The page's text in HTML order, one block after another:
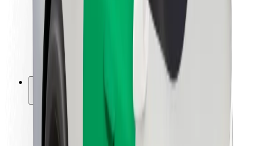
Bezpieczeństwo pasażerów
Bezpieczeństwo kierowców
Bezpieczna jazda na hulajnogach
Laboratorium bezpieczeństwa
Miasta
Lokalizacje
Rozwiązania dla miast